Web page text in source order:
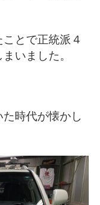
とで正統派４
いました。
時代が懐かし